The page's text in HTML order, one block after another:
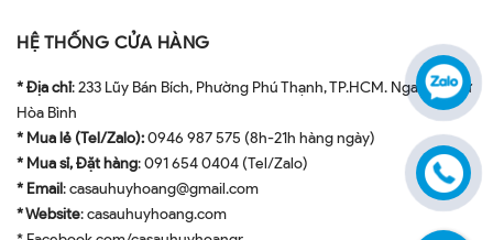
HỆ THỐNG CỬA HÀNG
* Địa chỉ: 233 Lũy Bán Bích, Phường Phú Thạnh, TP.HCM. Ngay ngã tư
Hòa Bình
* Mua lẻ (Tel/Zalo):0946 987 575 (8h-21h hàng ngày)
* Mua sỉ, Đặt hàng: 091 654 0404 (Tel/Zalo)
* Email: casauhuyhoang@gmail.com
* Website: casauhuyhoang.com